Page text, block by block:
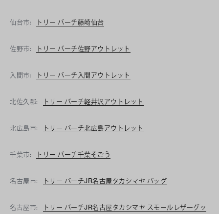
仙台市: トリー バーチ藤崎仙台
佐野市: トリー バーチ佐野アウトレット
入間市: トリー バーチ入間アウトレット
北佐久郡: トリー バーチ軽井沢アウトレット
北広島市: トリー バーチ北広島アウトレット
千葉市: トリー バーチ千葉そごう
名古屋市: トリー バーチJR名古屋タカシマヤ バッグ
名古屋市:
トリー バーチJR名古屋タカシマヤ スモールレザーグッ